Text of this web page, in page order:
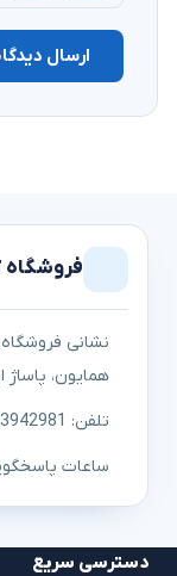
ارسال
نشانی
همایون، پاساژ
تلفن: 02133942981 — همراه: ۰۹۱۲۳۰۵۳۱۰۷
ساعات پاسخگویی:
دسترسی سریع